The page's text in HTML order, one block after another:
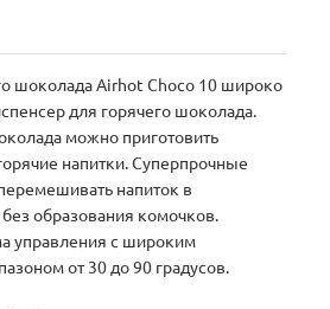
шоколада Airhot Choco 10 широко
для горячего шоколада.
можно приготовить
напитки. Суперпрочные
напиток в
образования комочков.
управления с широким
от 30 до 90 градусов.